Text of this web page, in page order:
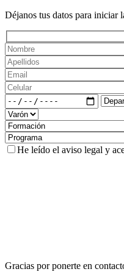
Déjanos tus datos para iniciar
He leído el aviso legal y
Gracias por ponerte en